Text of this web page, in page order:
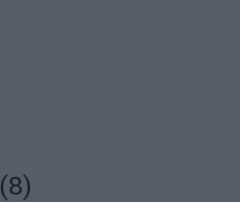
(8)